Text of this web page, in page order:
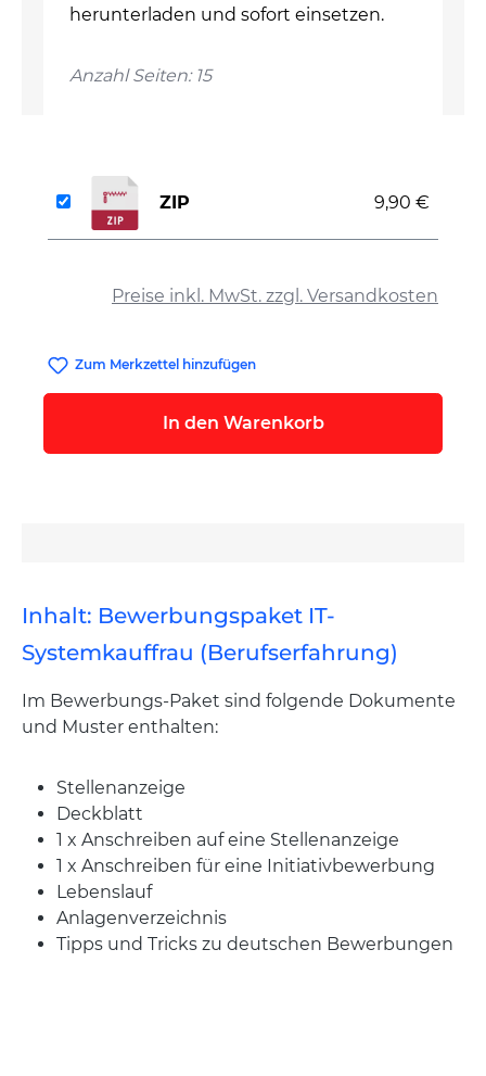
herunterladen und sofort einsetzen.
Anzahl Seiten: 15
Preise inkl. MwSt. zzgl. Versandkosten
ZIP 9,90 €
Zum Merkzettel hinzufügen
In den Warenkorb
Inhalt: Bewerbungspaket IT-
Systemkauffrau (Berufserfahrung)
Im Bewerbungs-Paket sind folgende Dokumente
und Muster enthalten:
Stellenanzeige
Deckblatt
1 x Anschreiben auf eine Stellenanzeige
1 x Anschreiben für eine Initiativbewerbung
Lebenslauf
Anlagenverzeichnis
Tipps und Tricks zu deutschen Bewerbungen